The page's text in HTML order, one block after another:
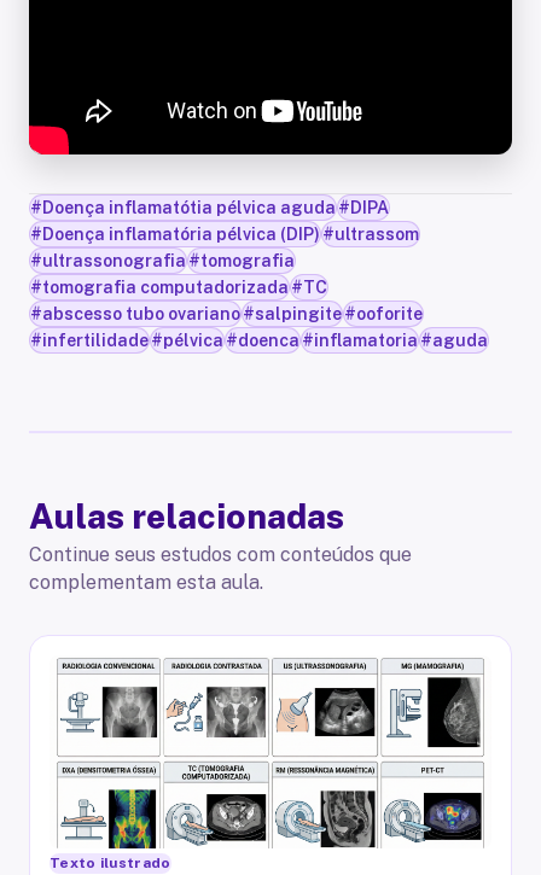
#Doença inflamatótia pélvica aguda#DIPA
#Doença inflamatória pélvica (DIP)#ultrassom
#ultrassonografia#tomografia
#tomografia computadorizada#TC
#abscesso tubo ovariano#salpingite#ooforite
#infertilidade#pélvica#doenca#inflamatoria#aguda
Aulas relacionadas
Continue seus estudos com conteúdos que
complementam esta aula.
Texto ilustrado